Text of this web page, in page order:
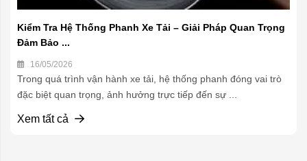
Kiểm Tra Hệ Thống Phanh Xe Tải – Giải Pháp Quan Trọng
Đảm Bảo ...
16/05/2026
Trong quá trình vận hành xe tải, hệ thống phanh đóng vai trò
đặc biệt quan trọng, ảnh hưởng trực tiếp đến sự ...
Xem tất cả